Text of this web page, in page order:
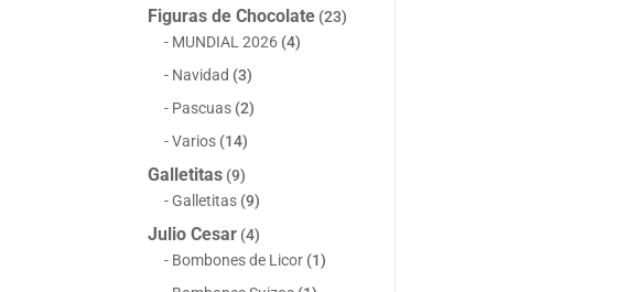
Figuras de Chocolate (23)
MUNDIAL 2026 (4)
Navidad (3)
Pascuas (2)
Varios (14)
Galletitas (9)
Galletitas (9)
Julio Cesar (4)
Bombones de Licor (1)